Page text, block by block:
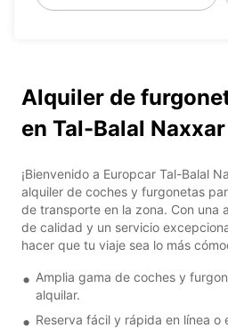
Alquiler de
en Tal-Balal Naxxar
¡Bienvenido a Europcar Tal-Balal
alquiler de coches y furgonetas
de transporte en la zona. Con una
de calidad y un servicio
hacer que tu viaje sea lo más
Amplia gama de coches y
alquilar.
Reserva fácil y rápida en línea o